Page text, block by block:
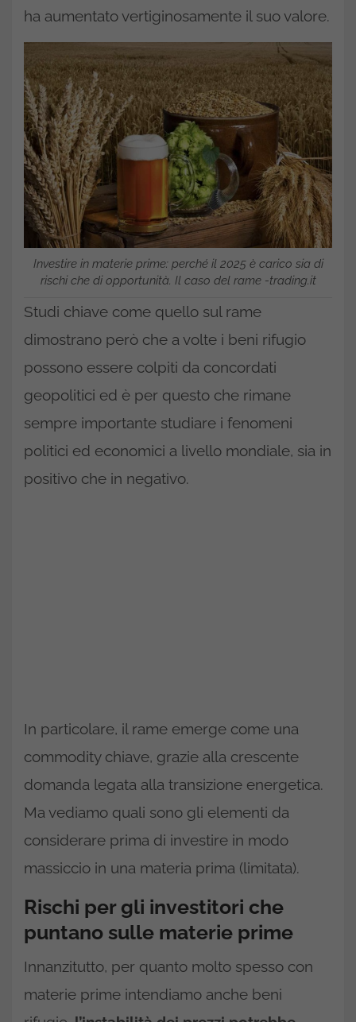
ha aumentato vertiginosamente il suo valore.
Investire in materie prime: perché il 2025 è carico sia di
rischi che di opportunità. Il caso del rame -trading.it
Studi chiave come quello sul rame
dimostrano però che a volte i beni rifugio
possono essere colpiti da concordati
geopolitici ed è per questo che rimane
sempre importante studiare i fenomeni
politici ed economici a livello mondiale, sia in
positivo che in negativo.
In particolare, il rame emerge come una
commodity chiave, grazie alla crescente
domanda legata alla transizione energetica.
Ma vediamo quali sono gli elementi da
considerare prima di investire in modo
massiccio in una materia prima (limitata).
Rischi per gli investitori che
puntano sulle materie prime
Innanzitutto, per quanto molto spesso con
materie prime intendiamo anche beni